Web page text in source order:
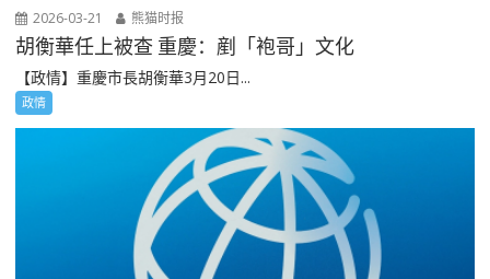
2026-03-21 熊猫时报
胡衡華任上被查 重慶：剷「袍哥」文化
【政情】重慶市長胡衡華3月20日...
政情